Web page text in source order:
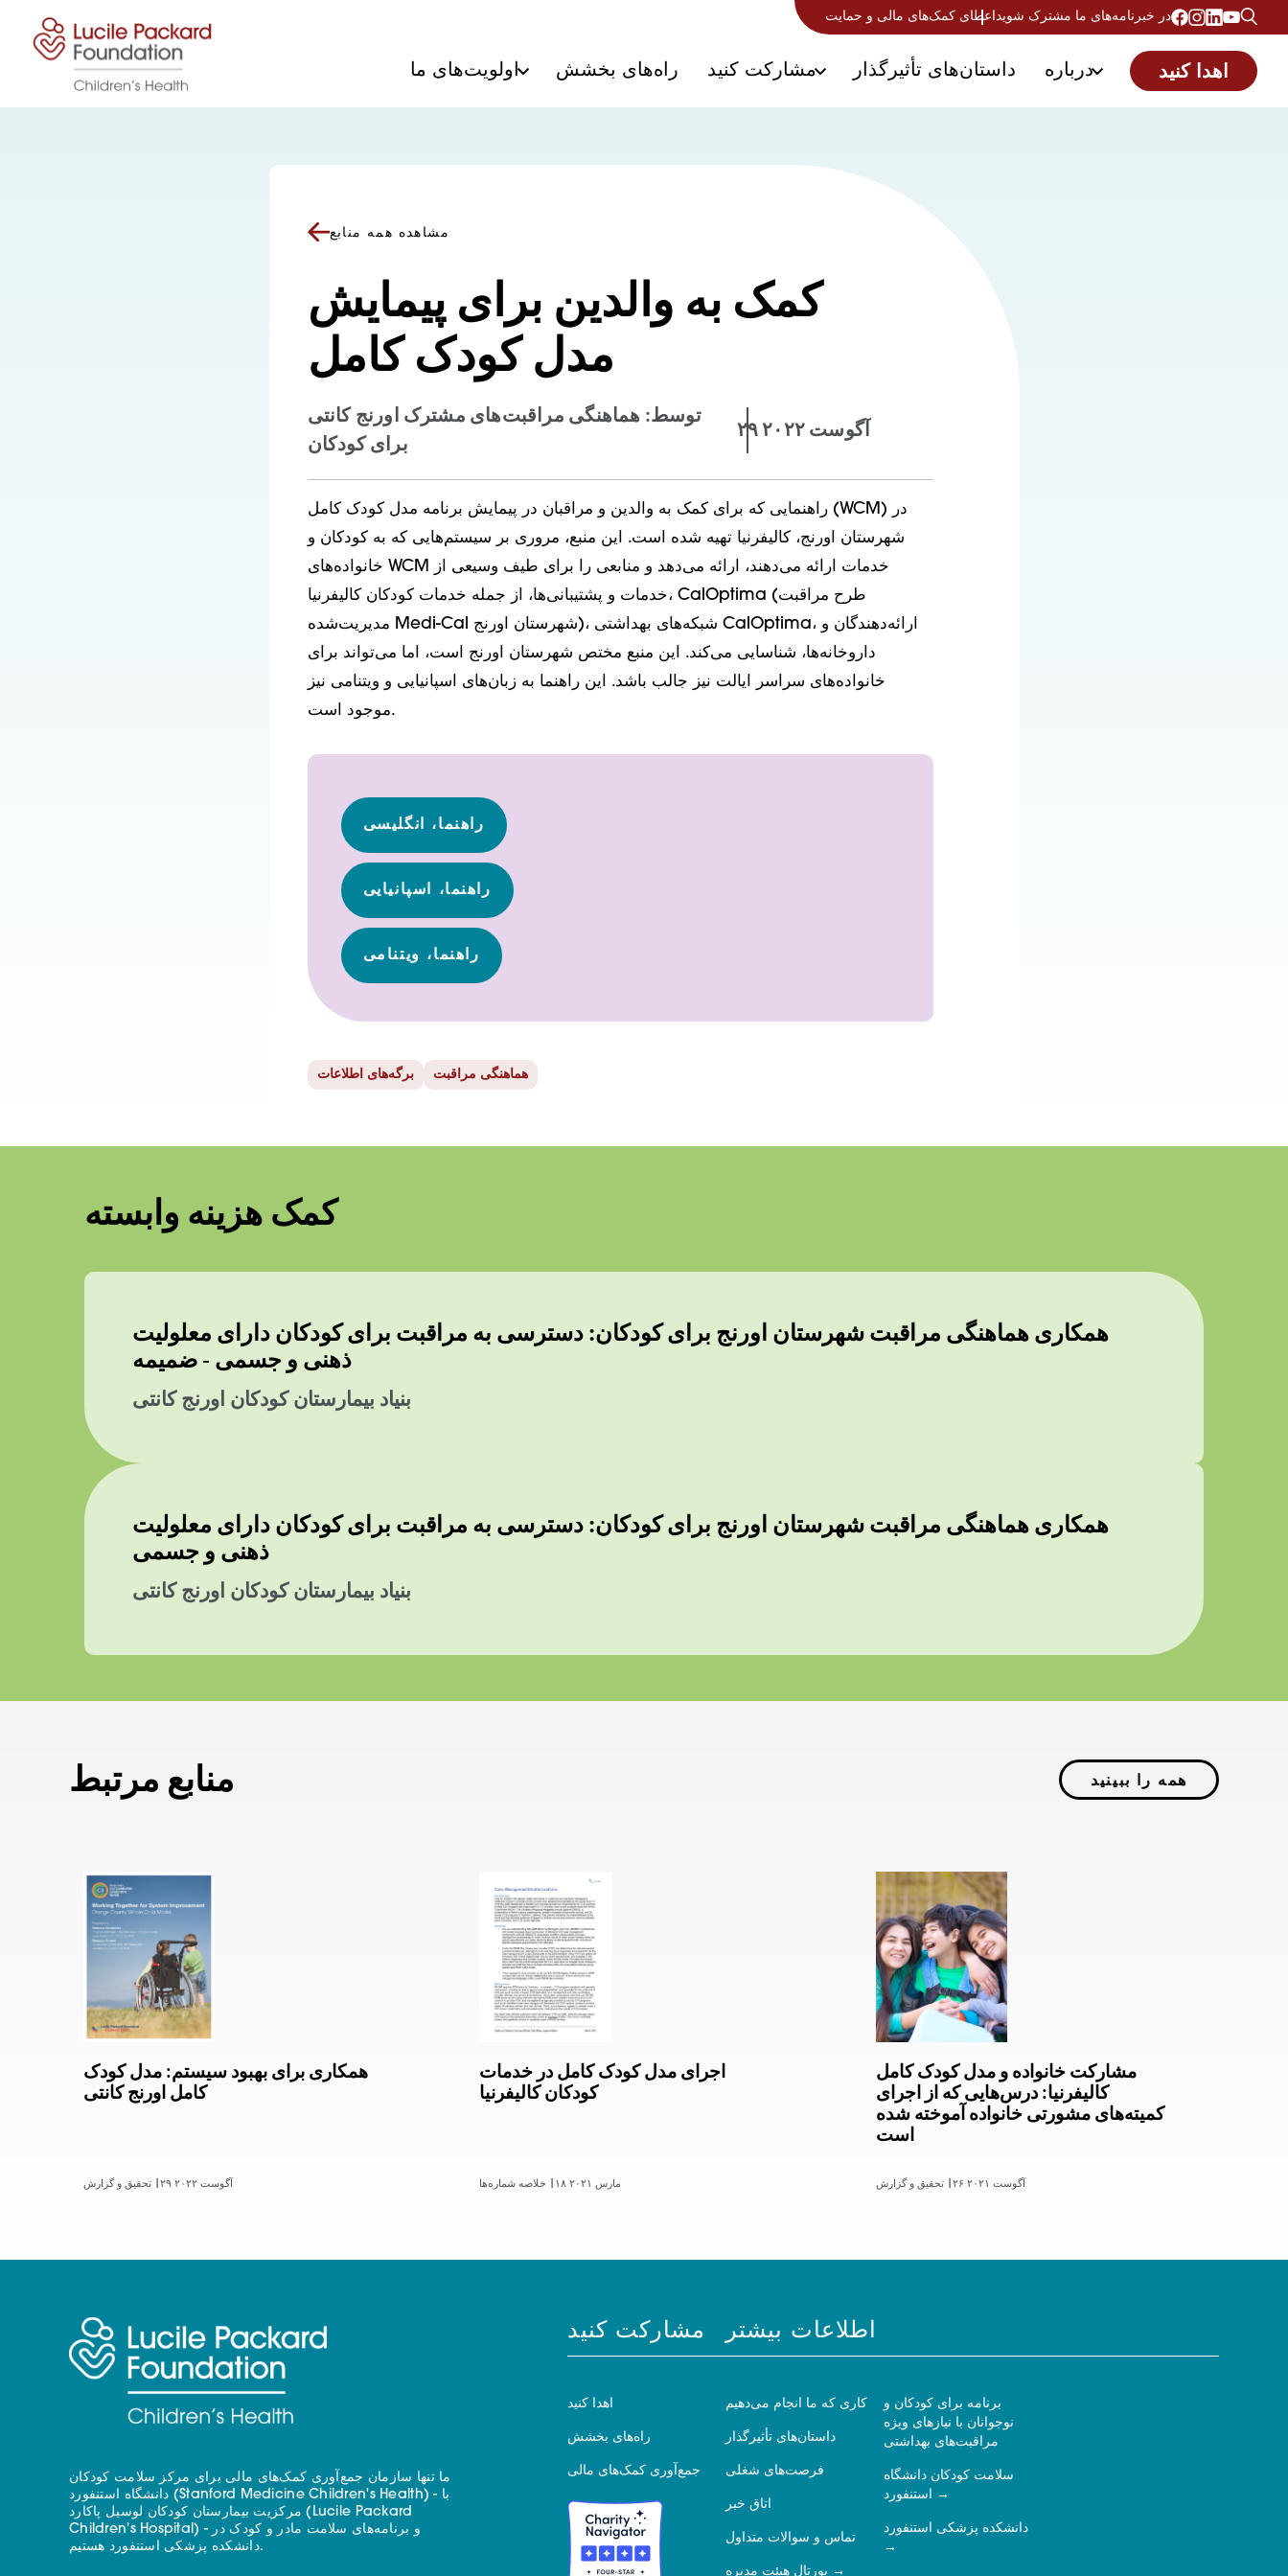
پرش به محتوا اعطای کمک‌های مالی و حمایتدر خبرنامه‌های ما مشترک شوید
اولویت‌های ما راه‌های بخشش مشارکت کنید داستان‌های تأثیرگذار درباره اهدا کنید
مشاهده همه منابع
کمک به والدین برای پیمایش
مدل کودک کامل
توسط: هماهنگی مراقبت‌های مشترک اورنج کانتی
برای کودکان
۲۹ آگوست ۲۰۲۲
راهنمایی که برای کمک به والدین و مراقبان در پیمایش برنامه مدل کودک کامل (WCM) در
شهرستان اورنج، کالیفرنیا تهیه شده است. این منبع، مروری بر سیستم‌هایی که به کودکان و
خانواده‌های WCM خدمات ارائه می‌دهند، ارائه می‌دهد و منابعی را برای طیف وسیعی از
خدمات و پشتیبانی‌ها، از جمله خدمات کودکان کالیفرنیا، CalOptima (طرح مراقبت
مدیریت‌شده Medi-Cal شهرستان اورنج)، شبکه‌های بهداشتی CalOptima، ارائه‌دهندگان و
داروخانه‌ها، شناسایی می‌کند. این منبع مختص شهرستان اورنج است، اما می‌تواند برای
خانواده‌های سراسر ایالت نیز جالب باشد. این راهنما به زبان‌های اسپانیایی و ویتنامی نیز
موجود است.
راهنما، انگلیسی
راهنما، اسپانیایی
راهنما، ویتنامی
برگه‌های اطلاعات هماهنگی مراقبت
کمک هزینه وابسته
همکاری هماهنگی مراقبت شهرستان اورنج برای کودکان: دسترسی به مراقبت برای کودکان دارای معلولیت
ذهنی و جسمی - ضمیمه
بنیاد بیمارستان کودکان اورنج کانتی
همکاری هماهنگی مراقبت شهرستان اورنج برای کودکان: دسترسی به مراقبت برای کودکان دارای معلولیت
ذهنی و جسمی
بنیاد بیمارستان کودکان اورنج کانتی
منابع مرتبط همه را ببینید
همکاری برای بهبود سیستم: مدل کودک
کامل اورنج کانتی
۲۹ آگوست ۲۰۲۲
اجرای مدل کودک کامل در خدمات
کودکان کالیفرنیا
۱۸ مارس ۲۰۲۱
مشارکت خانواده و مدل کودک کامل
کالیفرنیا: درس‌هایی که از اجرای
کمیته‌های مشورتی خانواده آموخته شده
است
تحقیق و گزارش | ۲۶ آگوست ۲۰۲۱
ما تنها سازمان جمع‌آوری کمک‌های مالی برای مرکز سلامت کودکان
دانشگاه استنفورد (Stanford Medicine Children's Health) - با
مرکزیت بیمارستان کودکان لوسیل پاکارد (Lucile Packard
Children's Hospital) - و برنامه‌های سلامت مادر و کودک در
دانشکده پزشکی استنفورد هستیم.
مشارکت کنید
اهدا کنید
راه‌های بخشش
جمع‌آوری کمک‌های مالی
اطلاعات بیشتر
کاری که ما انجام می‌دهیم
داستان‌های تأثیرگذار
فرصت‌های شغلی
اتاق خبر
تماس و سوالات متداول
پورتال هیئت مدیره
برنامه برای کودکان و
نوجوانان با نیازهای ویژه
مراقبت‌های بهداشتی
سلامت کودکان دانشگاه
استنفورد
دانشکده پزشکی استنفورد